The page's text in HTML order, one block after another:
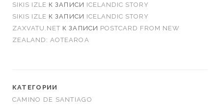
SIKIS IZLE К ЗАПИСИ ICELANDIC STORY
SIKIS IZLE К ЗАПИСИ ICELANDIC STORY
ZAXVATU.NET К ЗАПИСИ POSTCARD FROM NEW
ZEALAND: AOTEAROA
КАТЕГОРИИ
CAMINO DE SANTIAGO